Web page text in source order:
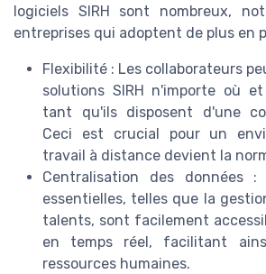
logiciels SIRH sont nombreux,
entreprises qui adoptent de plus en
Flexibilité : Les collaborateurs
solutions SIRH n'importe où
tant qu'ils disposent d'une
Ceci est crucial pour un
travail à distance devient la
Centralisation des données :
essentielles, telles que la
talents, sont facilement
en temps réel, facilitant
ressources humaines.